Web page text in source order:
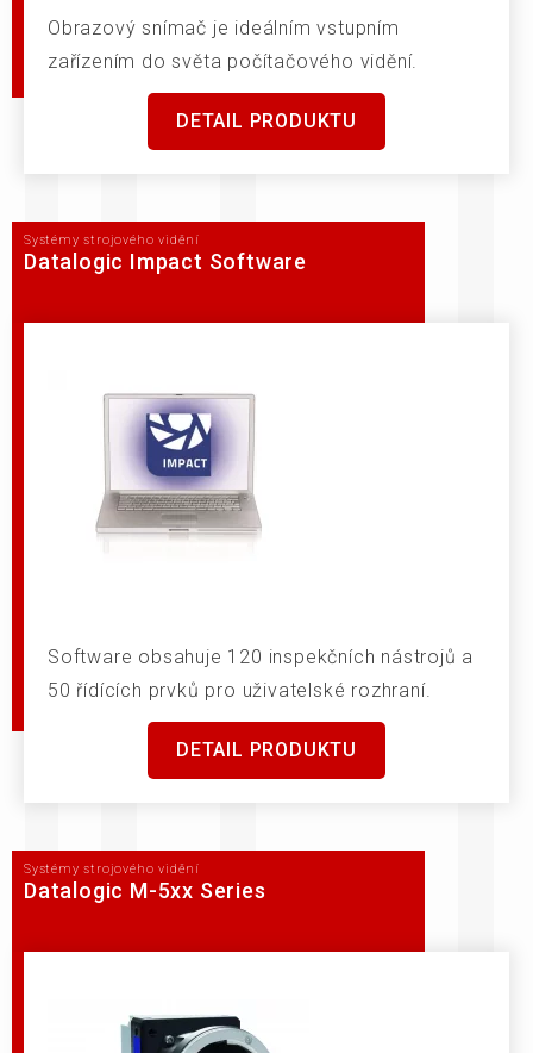
Obrazový snímač je ideálním vstupním
zařízením do světa počítačového vidění.
DETAIL PRODUKTU
Systémy strojového vidění
Datalogic Impact Software
Software obsahuje 120 inspekčních nástrojů a
50 řídících prvků pro uživatelské rozhraní.
DETAIL PRODUKTU
Systémy strojového vidění
Datalogic M-5xx Series